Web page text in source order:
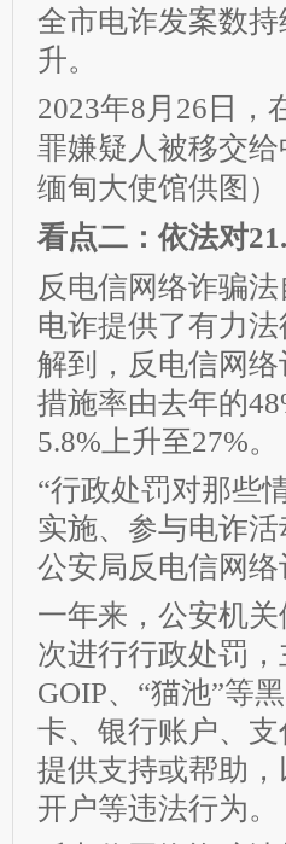
全市电诈发案数
升。
2023年8月26日，
罪嫌疑人被移交
缅甸大使馆供图）
看点二：依法对
反电信网络诈骗
电诈提供了有力
解到，反电信网
措施率由去年的
5.8%上升至27%。
“行政处罚对那些
实施、参与电诈
公安局反电信网
一年来，公安机
次进行行政处罚
GOIP、“猫池”等
卡、银行账户、
提供支持或帮助
开户等违法行为。